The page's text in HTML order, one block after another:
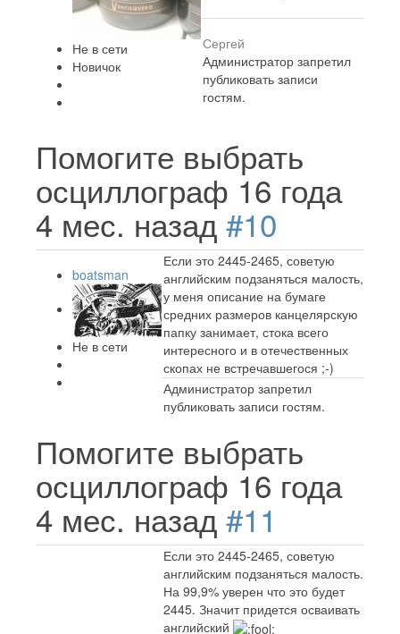
Не в сети
Новичок
Сергей
Администратор запретил
публиковать записи
гостям.
Помогите выбрать
осциллограф 16 года
4 мес. назад #10
boatsman
Не в сети
Если это 2445-2465, советую
английским подзаняться малость,
у меня описание на бумаге
средних размеров канцелярскую
папку занимает, стока всего
интересного и в отечественных
скопах не встречавшегося ;-)
Администратор запретил
публиковать записи гостям.
Помогите выбрать
осциллограф 16 года
4 мес. назад #11
Если это 2445-2465, советую
английским подзаняться малость.
На 99,9% уверен что это будет
2445. Значит придется осваивать
английский